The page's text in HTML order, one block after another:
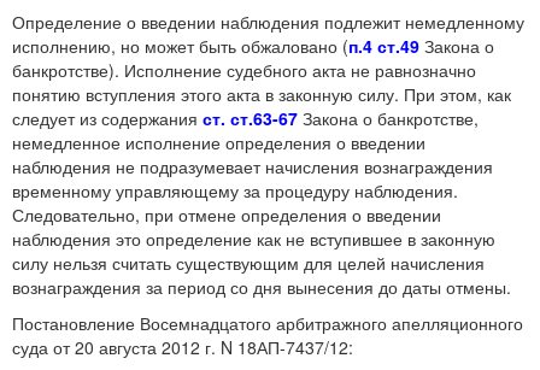
Определение о введении наблюдения подлежит немедленному
исполнению, но может быть обжаловано (п.4 ст.49 Закона о
банкротстве). Исполнение судебного акта не равнозначно
понятию вступления этого акта в законную силу. При этом, как
следует из содержания ст. ст.63-67 Закона о банкротстве,
немедленное исполнение определения о введении
наблюдения не подразумевает начисления вознаграждения
временному управляющему за процедуру наблюдения.
Следовательно, при отмене определения о введении
наблюдения это определение как не вступившее в законную
силу нельзя считать существующим для целей начисления
вознаграждения за период со дня вынесения до даты отмены.
Постановление Восемнадцатого арбитражного апелляционного
суда от 20 августа 2012 г. N 18АП-7437/12: